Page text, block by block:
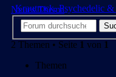
Krautrock, Psychedelic
Neues Thema
2 Themen • Seite 1 von 1
Themen